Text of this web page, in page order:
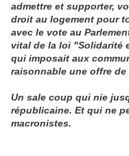
admettre et supporter,
droit au logement pour
avec le vote au
vital de la loi "Solidarité
qui imposait aux
raisonnable une offre de
Un sale coup qui nie
républicaine. Et qui ne
macronistes.